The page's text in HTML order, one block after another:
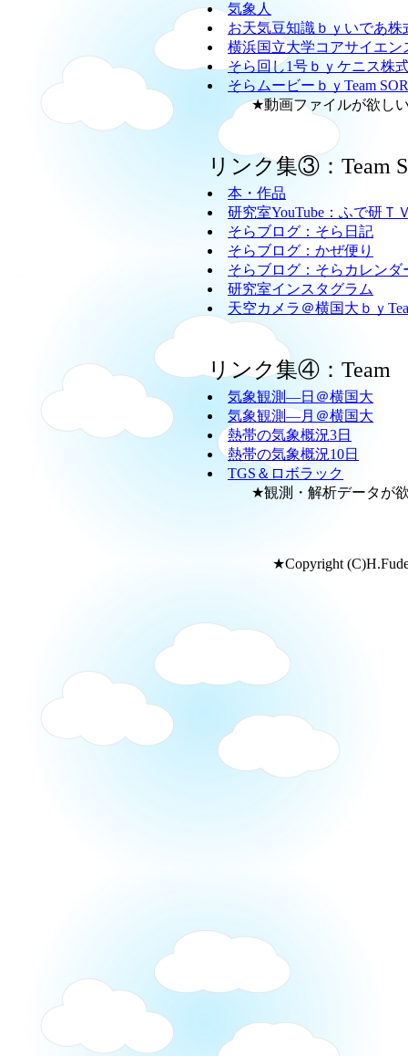
気象人
お天気豆知識ｂｙいであ株
横浜国立大学コアサイエン
そら回し1号ｂｙケニス株
そらムービーｂｙTeam
★動画ファイルが欲しい
リンク集③：Team
本・作品
研究室YouTube：ふで研Ｔ
そらブログ：そら日記
そらブログ：かぜ便り
そらブログ：そらカレンダ
研究室インスタグラム
天空カメラ＠横国大ｂｙ
リンク集④：
気象観測―日＠横国大
気象観測―月＠横国大
熱帯の気象概況3日
熱帯の気象概況10日
TGS＆ロボラック
★観測・解析データが欲し
★Copyright